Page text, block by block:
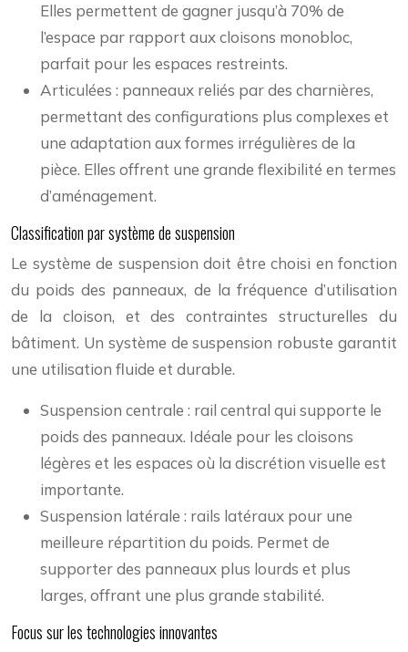
Elles permettent de gagner jusqu’à 70% de
l’espace par rapport aux cloisons monobloc,
parfait pour les espaces restreints.
Articulées : panneaux reliés par des charnières,
permettant des configurations plus complexes et
une adaptation aux formes irrégulières de la
pièce. Elles offrent une grande flexibilité en termes
d’aménagement.
Classification par système de suspension
Le système de suspension doit être choisi en fonction
du poids des panneaux, de la fréquence d’utilisation
de la cloison, et des contraintes structurelles du
bâtiment. Un système de suspension robuste garantit
une utilisation fluide et durable.
Suspension centrale : rail central qui supporte le
poids des panneaux. Idéale pour les cloisons
légères et les espaces où la discrétion visuelle est
importante.
Suspension latérale : rails latéraux pour une
meilleure répartition du poids. Permet de
supporter des panneaux plus lourds et plus
larges, offrant une plus grande stabilité.
Focus sur les technologies innovantes